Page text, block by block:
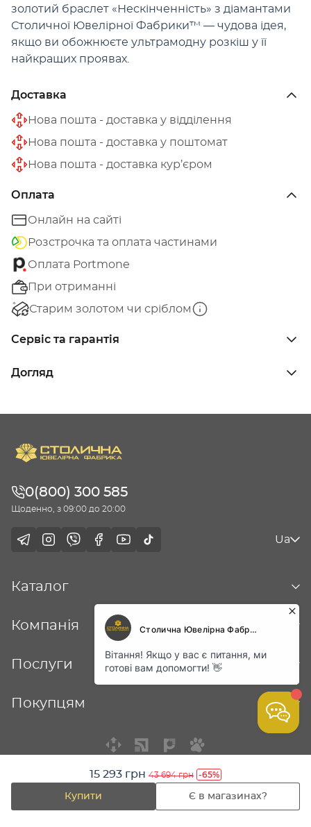
15 293 грн 43 694 грн -65%
Купити Є в магазинах?
золотий браслет «Нескінченність» з діамантами
Столичної Ювелірної Фабрики™ — чудова ідея,
якщо ви обожнюєте ультрамодну розкіш у її
найкращих проявах.
Доставка
Нова пошта - доставка у відділення
Нова пошта - доставка у поштомат
Нова пошта - доставка кур’єром
Оплата
Онлайн на сайті
Розстрочка та оплата частинами
Оплата Portmone
При отриманні
Старим золотом чи сріблом
Сервіс та гарантія
Догляд
0(800) 300 585
Щоденно, з 09:00 до 20:00
Ua
Каталог
Компанія
Послуги
Покупцям
© Столична ювелірна фабрика - 2026